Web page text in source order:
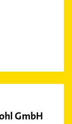
GmbH